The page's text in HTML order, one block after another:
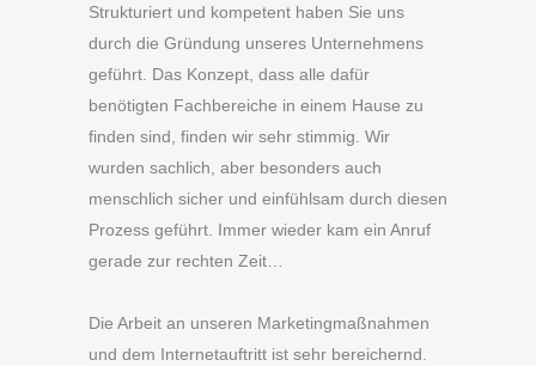
Strukturiert und kompetent haben Sie uns
durch die Gründung unseres Unternehmens
geführt. Das Konzept, dass alle dafür
benötigten Fachbereiche in einem Hause zu
finden sind, finden wir sehr stimmig. Wir
wurden sachlich, aber besonders auch
menschlich sicher und einfühlsam durch diesen
Prozess geführt. Immer wieder kam ein Anruf
gerade zur rechten Zeit…
Die Arbeit an unseren Marketingmaßnahmen
und dem Internetauftritt ist sehr bereichernd.